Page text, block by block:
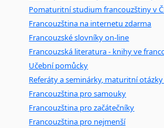
Pomaturitní studium francouzštiny v
Francouzština na internetu zdarma
Francouzské slovníky on-line
Francouzská literatura - knihy ve
Učební pomůcky
Referáty a seminárky, maturitní
Francouzština pro samouky
Francouzština pro začátečníky
Francouzština pro nejmenší